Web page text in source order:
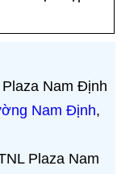
Nam Định
Nam Định,
Plaza Nam